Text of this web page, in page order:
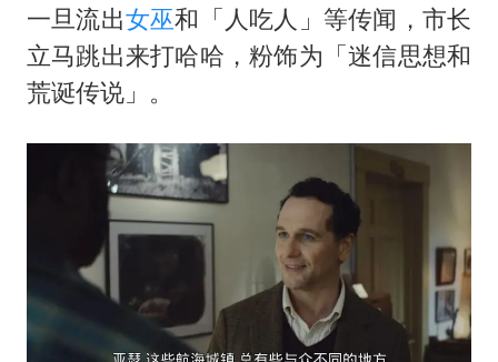
一旦流出女巫和「人吃人」等传闻，市长
立马跳出来打哈哈，粉饰为「迷信思想和
荒诞传说」。